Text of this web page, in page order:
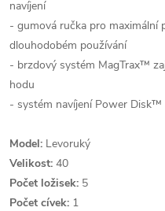
navíjení
- gumová ručka pro maximální
dlouhodobém používání
- brzdový systém MagTrax™
hodu
- systém navíjení Power Disk™
Model: Levoruký
Velikost: 40
Počet ložisek: 5
Počet cívek: 1